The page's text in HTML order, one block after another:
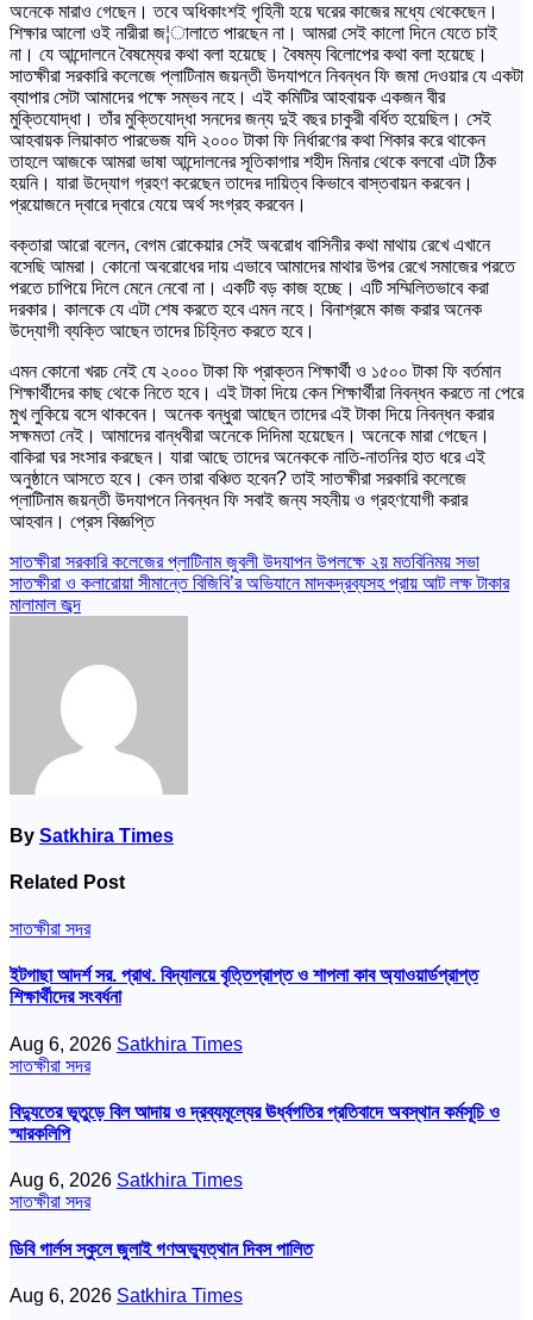
অনেকে মারাও গেছেন। তবে অধিকাংশই গৃহিনী হয়ে ঘরের কাজের মধ্যে থেকেছেন।
শিক্ষার আলো ওই নারীরা জ¦ালাতে পারছেন না। আমরা সেই কালো দিনে যেতে চাই
না। যে আন্দোলনে বৈষম্যের কথা বলা হয়েছে। বৈষম্য বিলোপের কথা বলা হয়েছে।
সাতক্ষীরা সরকারি কলেজে প্লাটিনাম জয়ন্তী উদযাপনে নিবন্ধন ফি জমা দেওয়ার যে একটা
ব্যাপার সেটা আমাদের পক্ষে সম্ভব নহে। এই কমিটির আহবায়ক একজন বীর
মুক্তিযোদ্ধা। তাঁর মুক্তিযোদ্ধা সনদের জন্য দুই বছর চাকুরী বর্ধিত হয়েছিল। সেই
আহবায়ক লিয়াকাত পারভেজ যদি ২০০০ টাকা ফি নির্ধারণের কথা শিকার করে থাকেন
তাহলে আজকে আমরা ভাষা আন্দোলনের সূতিকাগার শহীদ মিনার থেকে বলবো এটা ঠিক
হয়নি। যারা উদ্যোগ গ্রহণ করেছেন তাদের দায়িত্ব কিভাবে বাস্তবায়ন করবেন।
প্রয়োজনে দ্বারে দ্বারে যেয়ে অর্থ সংগ্রহ করবেন।
বক্তারা আরো বলেন, বেগম রোকেয়ার সেই অবরোধ বাসিনীর কথা মাথায় রেখে এখানে
বসেছি আমরা। কোনো অবরোধের দায় এভাবে আমাদের মাথার উপর রেখে সমাজের পরতে
পরতে চাপিয়ে দিলে মেনে নেবো না। একটি বড় কাজ হচ্ছে। এটি সম্মিলিতভাবে করা
দরকার। কালকে যে এটা শেষ করতে হবে এমন নহে। বিনাশ্রমে কাজ করার অনেক
উদ্যোগী ব্যক্তি আছেন তাদের চিহ্নিত করতে হবে।
এমন কোনো খরচ নেই যে ২০০০ টাকা ফি প্রাক্তন শিক্ষার্থী ও ১৫০০ টাকা ফি বর্তমান
শিক্ষার্থীদের কাছ থেকে নিতে হবে। এই টাকা দিয়ে কেন শিক্ষার্থীরা নিবন্ধন করতে না পেরে
মুখ লুকিয়ে বসে থাকবেন। অনেক বন্ধুরা আছেন তাদের এই টাকা দিয়ে নিবন্ধন করার
সক্ষমতা নেই। আমাদের বান্ধবীরা অনেকে দিদিমা হয়েছেন। অনেকে মারা গেছেন।
বাকিরা ঘর সংসার করছেন। যারা আছে তাদের অনেককে নাতি-নাতনির হাত ধরে এই
অনুষ্ঠানে আসতে হবে। কেন তারা বঞ্চিত হবেন? তাই সাতক্ষীরা সরকারি কলেজে
প্লাটিনাম জয়ন্তী উদযাপনে নিবন্ধন ফি সবাই জন্য সহনীয় ও গ্রহণযোগী করার
আহবান। প্রেস বিজ্ঞপ্তি
Post
navigation
সাতক্ষীরা সরকারি কলেজের প্লাটিনাম জুবলী উদযাপন উপলক্ষে ২য় মতবিনিময় সভা
সাতক্ষীরা ও কলারোয়া সীমান্তে বিজিবি’র অভিযানে মাদকদ্রব্যসহ প্রায় আট লক্ষ টাকার
মালামাল জব্দ
By Satkhira Times
Related Post
সাতক্ষীরা সদর
ইটগাছা আদর্শ সর. প্রাথ. বিদ্যালয়ে বৃত্তিপ্রাপ্ত ও শাপলা কাব অ্যাওয়ার্ডপ্রাপ্ত
শিক্ষার্থীদের সংবর্ধনা
Aug 6, 2026 Satkhira Times
সাতক্ষীরা সদর
বিদ্যুতের ভূতুড়ে বিল আদায় ও দ্রব্যমূল্যের ঊর্ধ্বগতির প্রতিবাদে অবস্থান কর্মসূচি ও
স্মারকলিপি
Aug 6, 2026 Satkhira Times
সাতক্ষীরা সদর
ডিবি গার্লস স্কুলে জুলাই গণঅভ্যুত্থান দিবস পালিত
Aug 6, 2026 Satkhira Times